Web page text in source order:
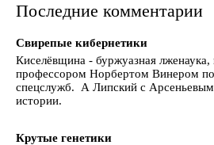
Последние комментарии
Свирепые кибернетики
Киселёвщина - буржуазная
профессором Норбертом Винером по
спецслужб. А Липский с
истории.
Крутые генетики